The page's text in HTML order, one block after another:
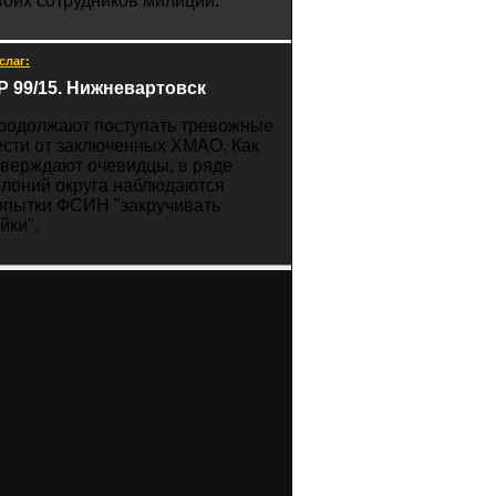
99/15. Нижневартовск
поступать тревожные
от заключенных ХМАО. Как
очевидцы, в ряде
округа наблюдаются
ФСИН "закручивать